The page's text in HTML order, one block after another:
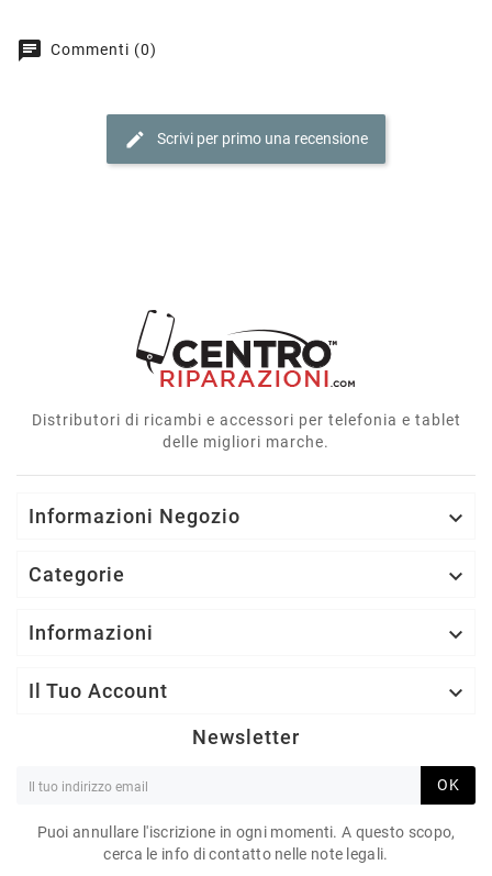
chat Commenti (0)
edit Scrivi per primo una recensione
Distributori di ricambi e accessori per telefonia e tablet
delle migliori marche.
Informazioni Negozio 
Categorie 
Informazioni 
Il Tuo Account 
Newsletter
OK
Puoi annullare l'iscrizione in ogni momenti. A questo scopo,
cerca le info di contatto nelle note legali.